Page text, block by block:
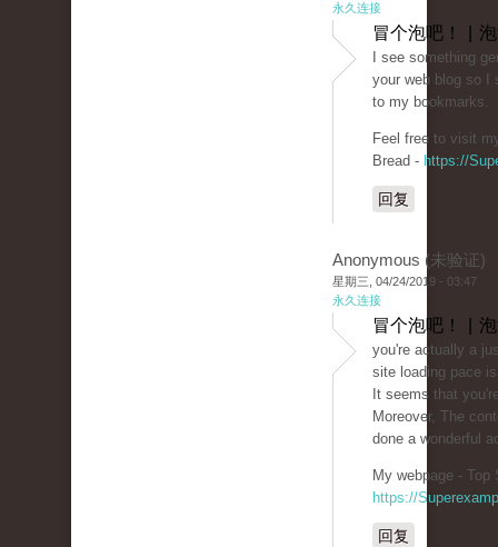
永久连接
冒个泡吧！ |
I see something
your web blog so I
to my bookmarks.
Feel free to visit
Bread - https://
回复
Anonymous (未验证)
星期三, 04/24/2019 - 03:47
永久连接
冒个泡吧！ |
you're actually a
site loading pace
It seems that
Moreover, The
done a wonderful
My webpage - Top
https://
回复